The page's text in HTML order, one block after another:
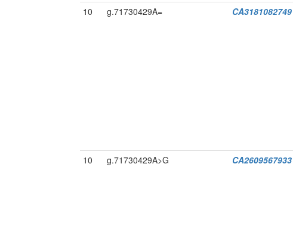
10 g.71730429A= CA3181082749
10 g.71730429A>G CA2609567933